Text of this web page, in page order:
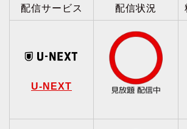
配信サービス 配信状況
U-NEXT